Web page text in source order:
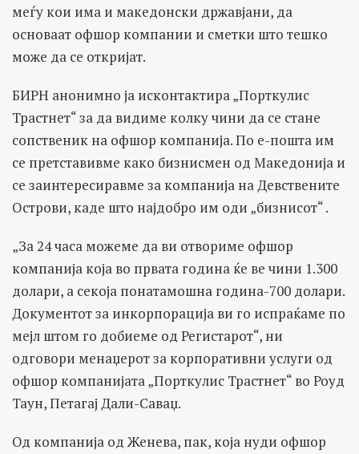
меѓу кои има и македонски државјани, да
основаат офшор компании и сметки што тешко
може да се откријат.
БИРН анонимно ја исконтактира „Порткулис
Трастнет“ за да видиме колку чини да се стане
сопственик на офшор компанија. По е-пошта им
се претставивме како бизнисмен од Македонија и
се заинтересиравме за компанија на Девствените
Острови, каде што најдобро им оди „бизнисот“ .
„За 24 часа можеме да ви отвориме офшор
компанија која во првата година ќе ве чини 1.300
долари, а секоја понатамошна година-700 долари.
Документот за инкорпорација ви го испраќаме по
мејл штом го добиеме од Регистарот“, ни
одговори менаџерот за корпоративни услуги од
офшор компанијата „Порткулис Трастнет“ во Роуд
Таун, Петагај Дали-Саваџ.
Од компанија од Женева, пак, која нуди офшор